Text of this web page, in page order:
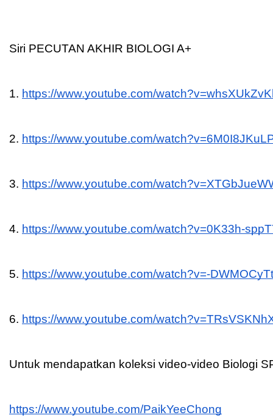
Siri PECUTAN AKHIR BIOLOGI A+
1. https://www.youtube.com/
2. https://www.youtube.com/
3. https://www.youtube.com/
4. https://www.youtube.com/watch?v=0K33h-
5. https://www.youtube.com/watch?v=-
6. https://www.youtube.com/
Untuk mendapatkan koleksi video-video Biologi
https://www.youtube.com/PaikYeeChong